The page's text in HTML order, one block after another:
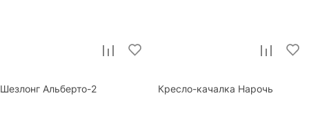
Шезлонг Альберто-2 Кресло-качалка Нарочь